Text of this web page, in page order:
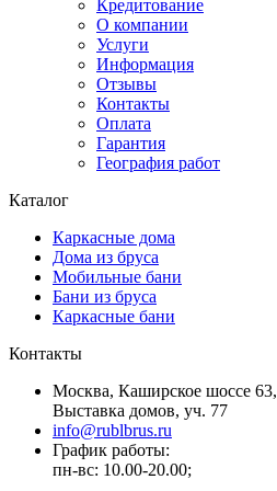
Кредитование
О компании
Услуги
Информация
Отзывы
Контакты
Оплата
Гарантия
География работ
Каталог
Каркасные дома
Дома из бруса
Мобильные бани
Бани из бруса
Каркасные бани
Контакты
Москва, Каширское шоссе 63,
Выставка домов, уч. 77
info@rublbrus.ru
График работы:
пн-вс: 10.00-20.00;